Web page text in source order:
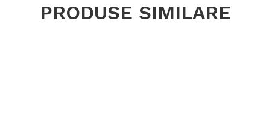
PRODUSE SIMILARE